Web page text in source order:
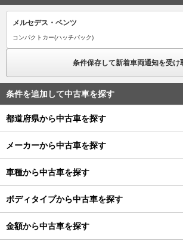
メルセデス・ベンツ
コンパクトカー(ハッチバック)
条件保存して新着車両通知を受け
条件を追加して中古車を探す
都道府県から中古車を探す
メーカーから中古車を探す
車種から中古車を探す
ボディタイプから中古車を探す
金額から中古車を探す